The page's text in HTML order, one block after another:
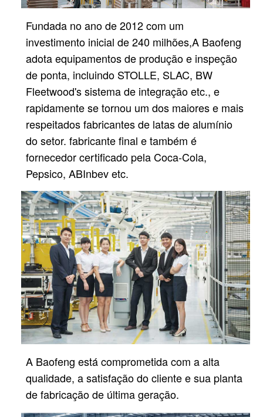
Fundada no ano de 2012 com um
investimento inicial de 240 milhões,A Baofeng
adota equipamentos de produção e inspeção
de ponta, incluindo STOLLE, SLAC, BW
Fleetwood'ssistema de integração etc., e
rapidamente se tornou um dos maiores e mais
respeitados fabricantes de latas de alumínio
do setor.fabricante final e também é
fornecedor certificado pela Coca-Cola,
Pepsico, ABInbev etc.
A Baofeng está comprometida com a alta
qualidade, a satisfação do cliente e sua planta
de fabricação de última geração.